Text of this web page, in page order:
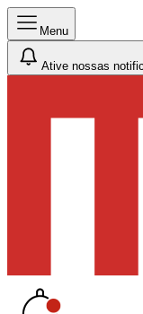
Menu
Ative nossas